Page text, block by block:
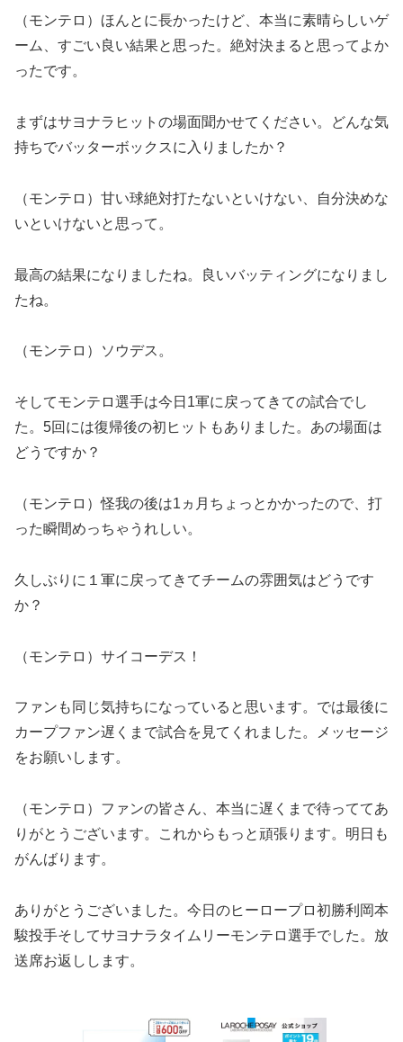
（モンテロ）ほんとに長かったけど、本当に素晴らしいゲ
ーム、すごい良い結果と思った。絶対決まると思ってよか
ったです。
まずはサヨナラヒットの場面聞かせてください。どんな気
持ちでバッターボックスに入りましたか？
（モンテロ）甘い球絶対打たないといけない、自分決めな
いといけないと思って。
最高の結果になりましたね。良いバッティングになりまし
たね。
（モンテロ）ソウデス。
そしてモンテロ選手は今日1軍に戻ってきての試合でし
た。5回には復帰後の初ヒットもありました。あの場面は
どうですか？
（モンテロ）怪我の後は1ヵ月ちょっとかかったので、打
った瞬間めっちゃうれしい。
久しぶりに１軍に戻ってきてチームの雰囲気はどうです
か？
（モンテロ）サイコーデス！
ファンも同じ気持ちになっていると思います。では最後に
カープファン遅くまで試合を見てくれました。メッセージ
をお願いします。
（モンテロ）ファンの皆さん、本当に遅くまで待っててあ
りがとうございます。これからもっと頑張ります。明日も
がんばります。
ありがとうございました。今日のヒーロープロ初勝利岡本
駿投手そしてサヨナラタイムリーモンテロ選手でした。放
送席お返しします。